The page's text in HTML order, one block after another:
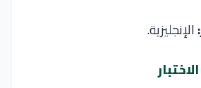
الإنجليزية.